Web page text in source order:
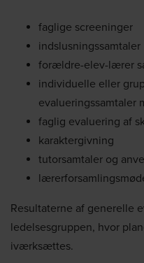
faglige screeninger
indslusningssamtaler
forældre-elev-lærer
individuelle eller
evalueringssamtaler
faglig evaluering af
karaktergivning
tutorsamtaler og
Resultaterne af generelle
ledelsesgruppen, hvor
iværksættes.